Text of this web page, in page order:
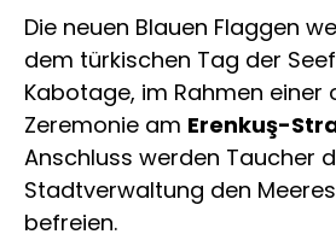
Die neuen Blauen Flaggen
dem türkischen Tag der
Kabotage, im Rahmen einer
Zeremonie am Erenkuş-
Anschluss werden Taucher
Stadtverwaltung den
befreien.